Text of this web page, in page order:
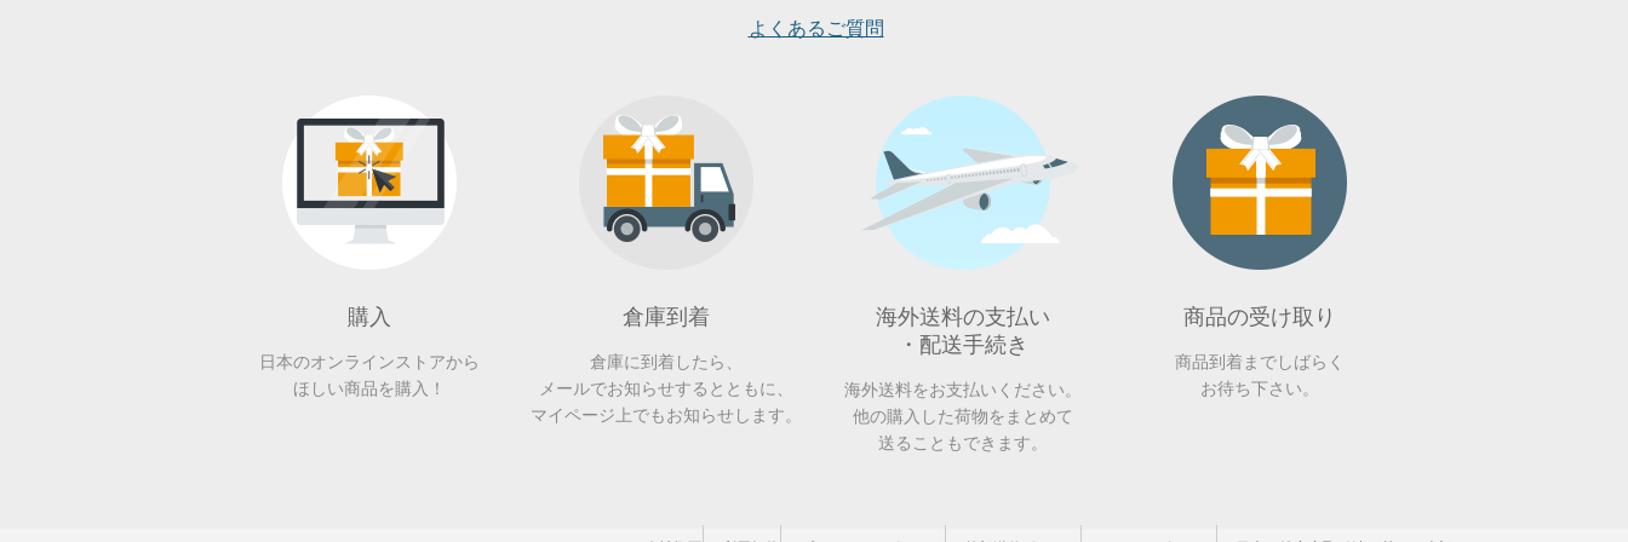
よくあるご質問
購入
日本のオンラインストアから
ほしい商品を購入！
倉庫到着
倉庫に到着したら、
メールでお知らせするとともに、
マイページ上でもお知らせします。
海外送料の支払い
・配送手続き
海外送料をお支払いください。
他の購入した荷物をまとめて
送ることもできます。
商品の受け取り
商品到着までしばらく
お待ち下さい。